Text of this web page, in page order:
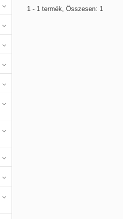
1 - 1 termék, Összesen: 1